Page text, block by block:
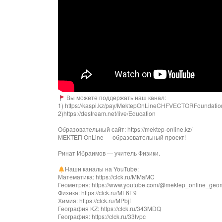
Вы можете поддержать наш канал:
1) https://kaspi.kz/pay/
2)https://destream.net/live/Education
Образовательный сайт: https://mektep-online.kz/
МЕКТЕП OnLine — образовательный проект!
Ринат Ибраимов — учитель Физики.
Наши каналы на YouTube:
Математика: https://clck.ru/MMaMC
Геометрия: https://www.youtube.com/
Физика: https://clck.ru/ML6E9
Химия: https://clck.ru/MPbjf
География KZ: https://clck.ru/343MDQ
География: https://clck.ru/33tvpc